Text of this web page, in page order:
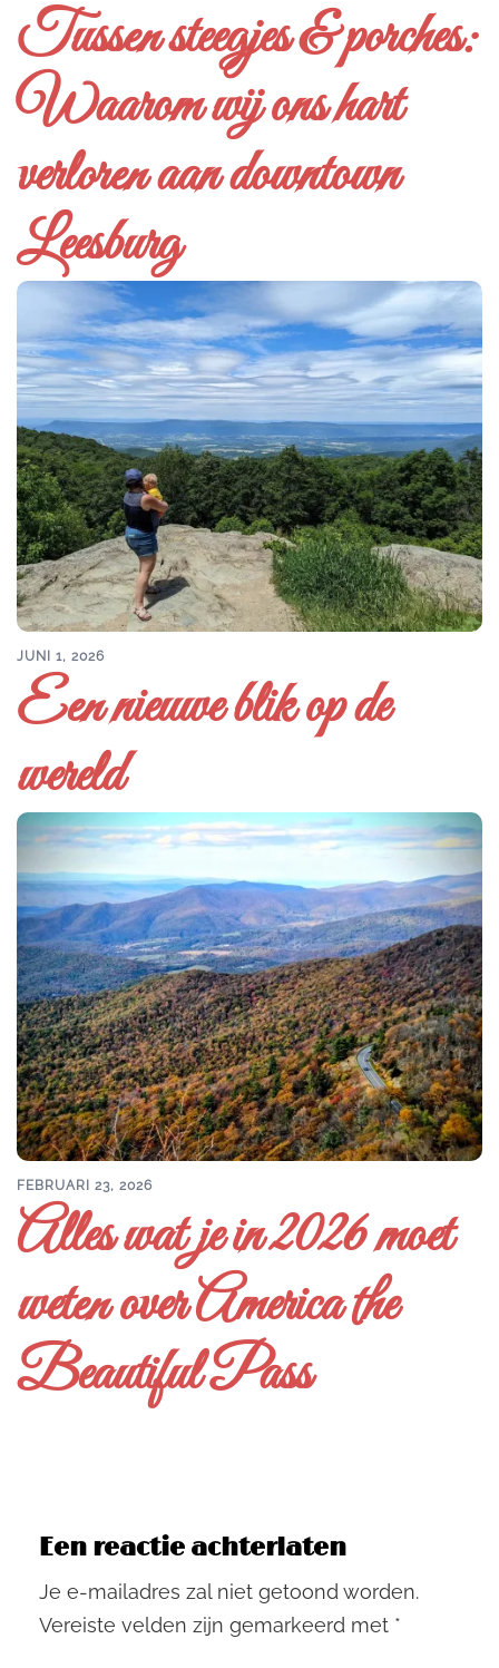
Tussen steegjes & porches:
Waarom wij ons hart
verloren aan downtown
Leesburg
JUNI 1, 2026
Een nieuwe blik op de
wereld
FEBRUARI 23, 2026
Alles wat je in 2026 moet
weten over America the
Beautiful Pass
Een reactie achterlaten
Je e-mailadres zal niet getoond worden.
Vereiste velden zijn gemarkeerd met *